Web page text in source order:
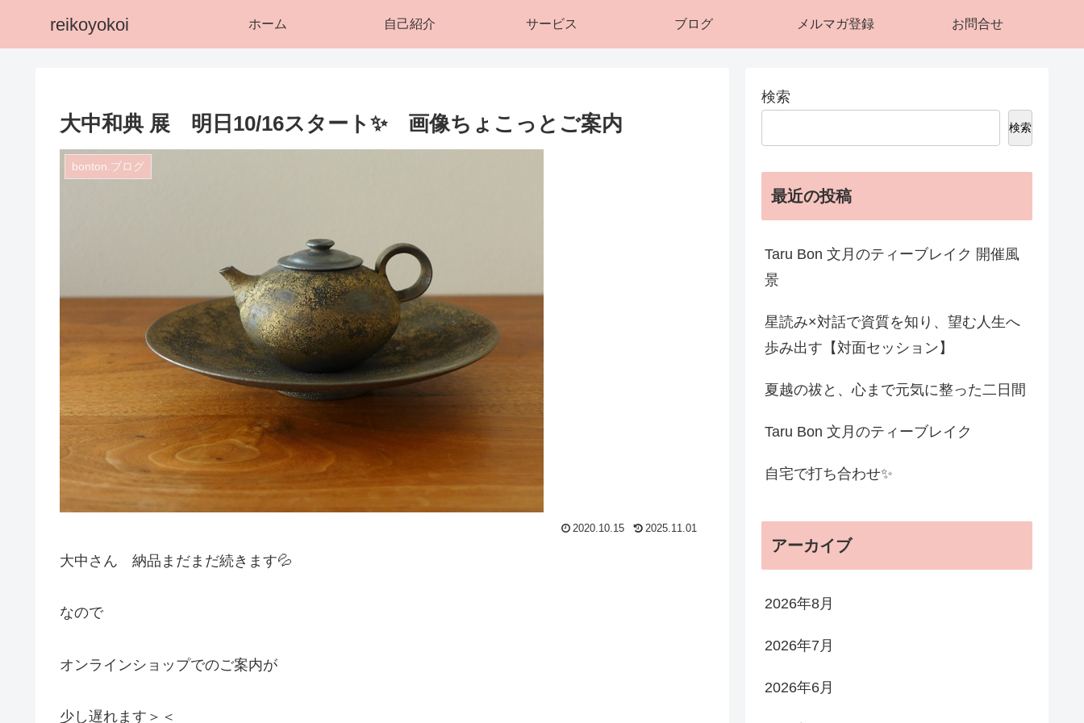
reikoyokoi ホーム 自己紹介 サービス ブログ メルマガ登録 お問合せ
大中和典 展 明日10/16スタート✨ 画像ちょこっとご案内
bonton.ブログ
2020.10.15 2025.11.01
大中さん 納品まだまだ続きます💦
なので
オンラインショップでのご案内が
少し遅れます＞＜
検索
検索
最近の投稿
Taru Bon 文月のティーブレイク 開催風
景
星読み×対話で資質を知り、望む人生へ
歩み出す【対面セッション】
夏越の祓と、心まで元気に整った二日間
Taru Bon 文月のティーブレイク
自宅で打ち合わせ✨
アーカイブ
2026年8月
2026年7月
2026年6月